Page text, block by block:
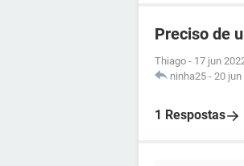
Preciso de
Thiago - 17 jun
ninha25 - 20 jun
1 Respostas